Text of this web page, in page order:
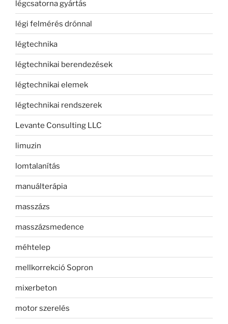
légcsatorna gyártás
légi felmérés drónnal
légtechnika
légtechnikai berendezések
légtechnikai elemek
légtechnikai rendszerek
Levante Consulting LLC
limuzin
lomtalanítás
manuálterápia
masszázs
masszázsmedence
méhtelep
mellkorrekció Sopron
mixerbeton
motor szerelés